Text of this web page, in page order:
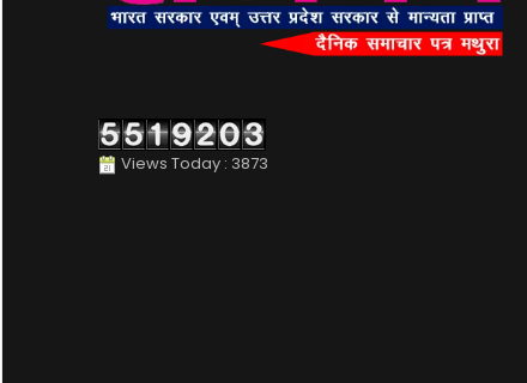
Views Today : 3873